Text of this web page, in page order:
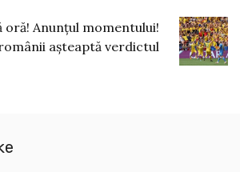
oră! Anunțul momentului!
așteaptă verdictul